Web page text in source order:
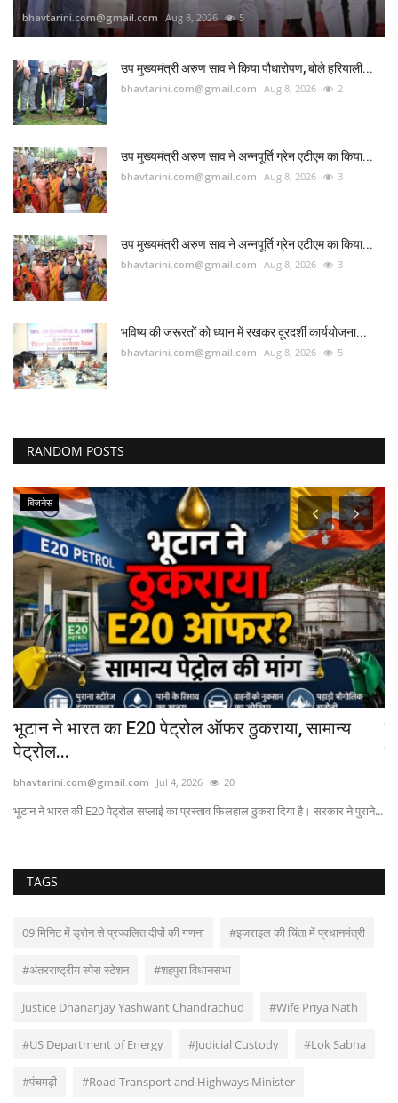
bhavtarini.com@gmail.com Aug 8, 2026 5
उप मुख्यमंत्री अरुण साव ने किया पौधारोपण, बोले हरियाली...
bhavtarini.com@gmail.com Aug 8, 2026 2
उप मुख्यमंत्री अरुण साव ने अन्नपूर्ति ग्रेन एटीएम का किया...
bhavtarini.com@gmail.com Aug 8, 2026 3
उप मुख्यमंत्री अरुण साव ने अन्नपूर्ति ग्रेन एटीएम का किया...
bhavtarini.com@gmail.com Aug 8, 2026 3
भविष्य की जरूरतों को ध्यान में रखकर दूरदर्शी कार्ययोजना...
bhavtarini.com@gmail.com Aug 8, 2026 5
RANDOM POSTS
बिजनेस
भूटान ने भारत का E20 पेट्रोल ऑफर ठुकराया, सामान्य
पेट्रोल...
bhavtarini.com@gmail.com Jul 4, 2026 20
भूटान ने भारत की E20 पेट्रोल सप्लाई का प्रस्ताव फिलहाल ठुकरा दिया है। सरकार ने पुराने...
TAGS
09 मिनिट में ड्रोन से प्रज्वलित दीपों की गणना #इजराइल की चिंता में प्रधानमंत्री
#अंतरराष्ट्रीय स्पेस स्टेशन #शहपुरा विधानसभा
Justice Dhananjay Yashwant Chandrachud #Wife Priya Nath
#US Department of Energy #Judicial Custody #Lok Sabha
#पंचमढ़ी #Road Transport and Highways Minister